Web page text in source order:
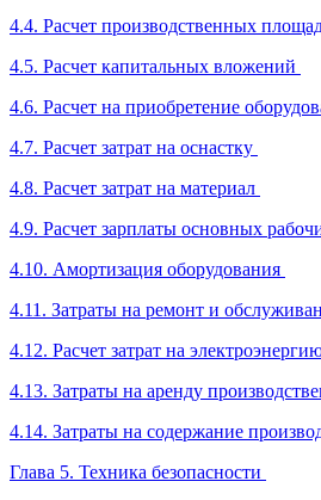
4.4. Расчет производственных
4.5. Расчет капитальных вложений
4.6. Расчет на приобретение
4.7. Расчет затрат на оснастку
4.8. Расчет затрат на материал
4.9. Расчет зарплаты основных
4.10. Амортизация оборудования
4.11. Затраты на ремонт и
4.12. Расчет затрат на
4.13. Затраты на аренду
4.14. Затраты на содержание
Глава 5. Техника безопасности